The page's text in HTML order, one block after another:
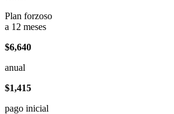
Plan forzoso
a 12 meses
$6,640
anual
$1,415
pago inicial